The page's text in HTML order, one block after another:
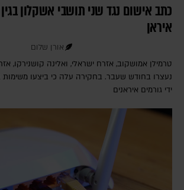
כתב אישום נגד שני תושבי אשקלון בגין
איראן
אורן שלום
טרמילן אמושקוב, אזרח ישראלי, ואלינה קושנירקו,
נעצרו בחודש שעבר. בחקירה עלה כי ביצעו משימות
ידי גורמים איראנים